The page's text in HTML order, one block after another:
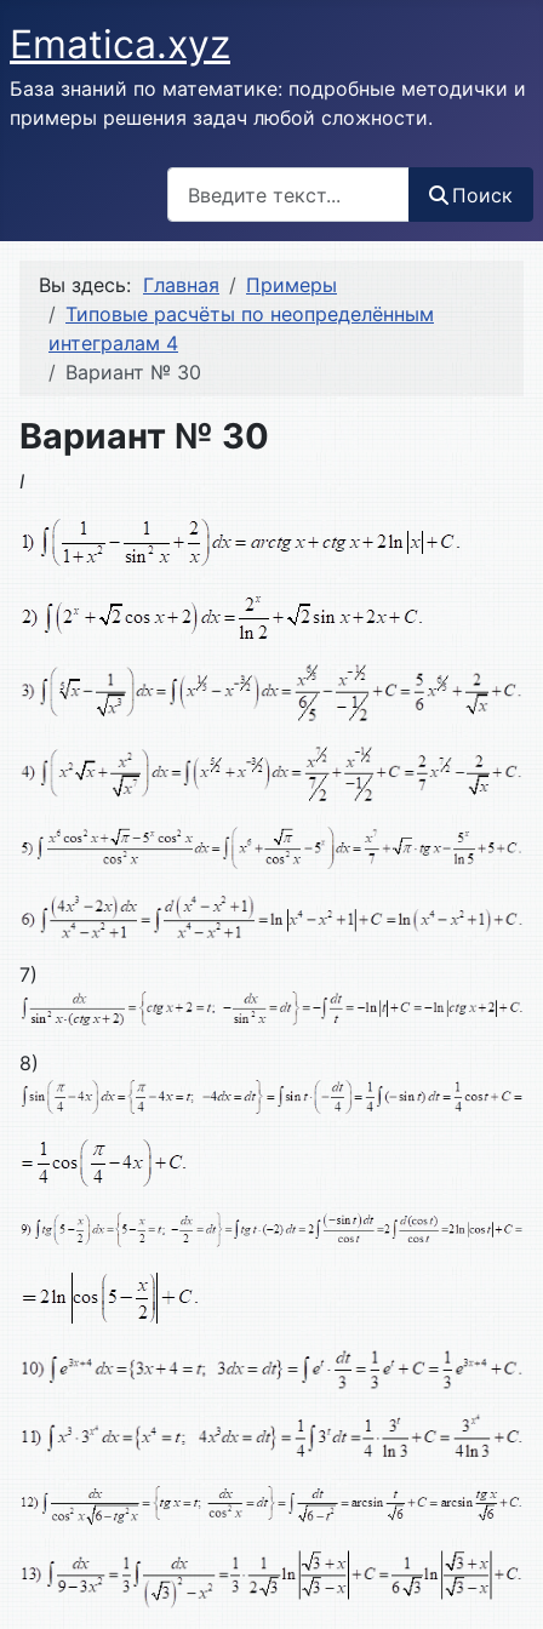
Ematica.xyz
База знаний по математике: подробные методички и
примеры решения задач любой сложности.
Поиск
Вы здесь: Главная
Примеры
Типовые расчёты по неопределённым
интегралам 4
Вариант № 30
Вариант № 30
I
7)
8)